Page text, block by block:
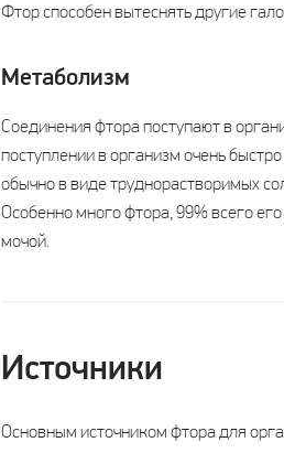
Фтор способен вытеснять другие
Метаболизм
Соединения фтора поступают в
поступлении в организм очень
обычно в виде труднорастворимых
Особенно много фтора, 99% всего
мочой.
Источники
Основным источником фтора для